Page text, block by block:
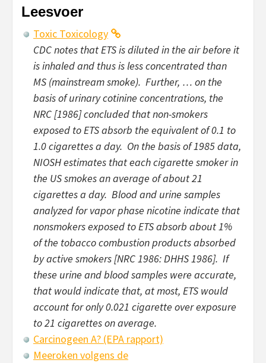
Leesvoer
Toxic Toxicology
CDC notes that ETS is diluted in the air before it
is inhaled and thus is less concentrated than
MS (mainstream smoke). Further, … on the
basis of urinary cotinine concentrations, the
NRC [1986] concluded that non-smokers
exposed to ETS absorb the equivalent of 0.1 to
1.0 cigarettes a day. On the basis of 1985 data,
NIOSH estimates that each cigarette smoker in
the US smokes an average of about 21
cigarettes a day. Blood and urine samples
analyzed for vapor phase nicotine indicate that
nonsmokers exposed to ETS absorb about 1%
of the tobacco combustion products absorbed
by active smokers [NRC 1986: DHHS 1986]. If
these urine and blood samples were accurate,
that would indicate that, at most, ETS would
account for only 0.021 cigarette over exposure
to 21 cigarettes on average.
Carcinogeen A? (EPA rapport)
Meeroken volgens de